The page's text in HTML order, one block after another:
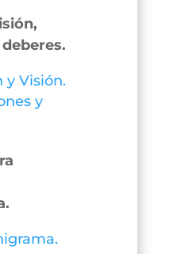
y Visión.
y